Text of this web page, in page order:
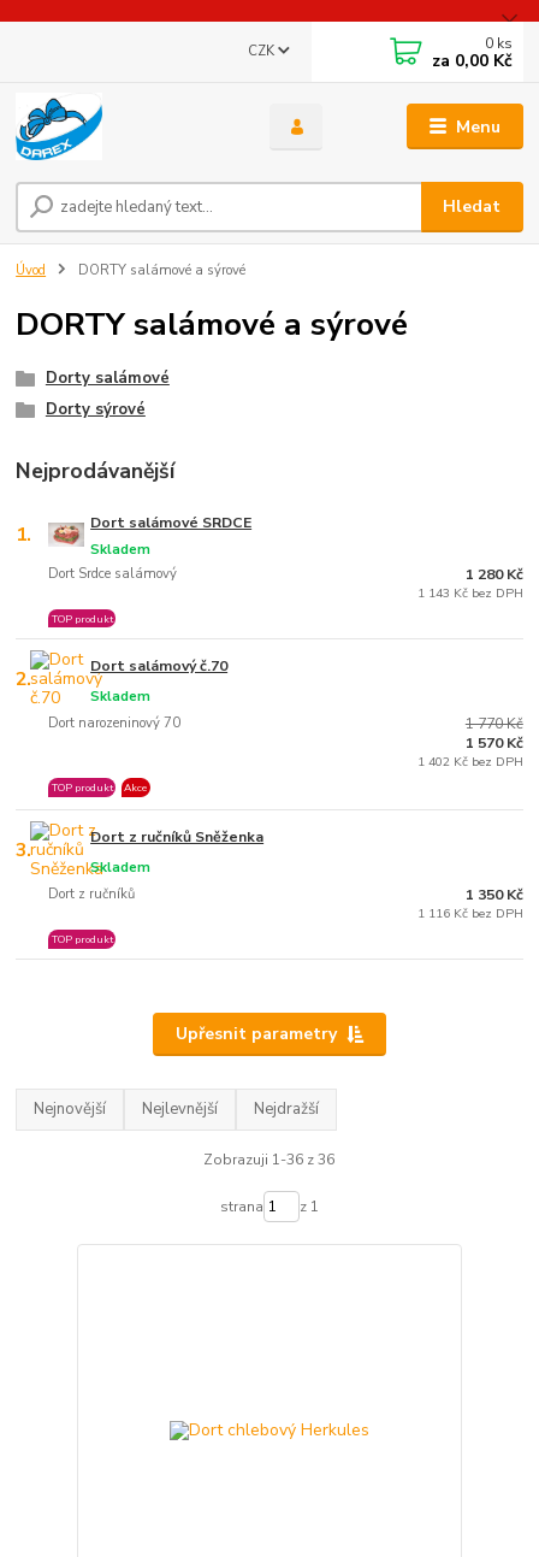
Menu
CZK
Hledat
0 ks
za 0,00 Kč
Úvod DORTY salámové a sýrové
DORTY salámové a sýrové
Dorty salámové
Dorty sýrové
Nejprodávanější
1. Dort salámové SRDCE
Dort Srdce salámový
Skladem
TOP produkt
1 280 Kč
1 143 Kč bez DPH
2. Dort salámový č.70
Dort narozeninový 70
Skladem
TOP produkt Akce
1 770 Kč
1 570 Kč
1 402 Kč bez DPH
3. Dort z ručníků Sněženka
Dort z ručníků
Skladem
TOP produkt
1 350 Kč
1 116 Kč bez DPH
Upřesnit parametry
Nejnovější Nejlevnější Nejdražší
Zobrazuji 1-36 z 36
strana z 1